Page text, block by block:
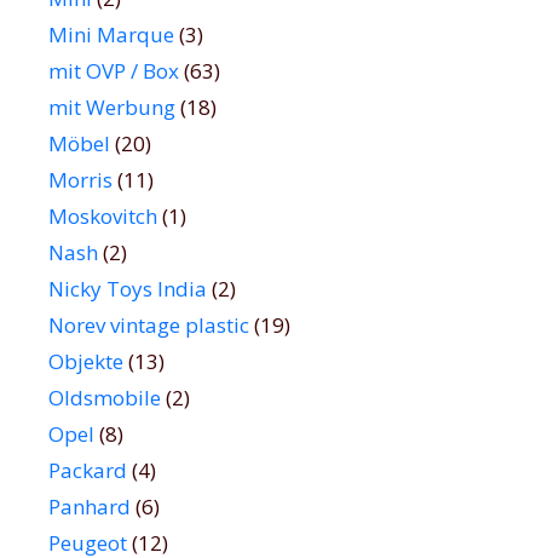
Mini Marque(3)
mit OVP / Box(63)
mit Werbung(18)
Möbel (20)
Morris (11)
Moskovitch(1)
Nash(2)
Nicky Toys India (2)
Norev vintage plastic(19)
Objekte(13)
Oldsmobile(2)
Opel (8)
Packard (4)
Panhard (6)
Peugeot(12)